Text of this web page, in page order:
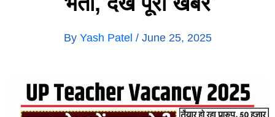
By Yash Patel / June 25, 2025